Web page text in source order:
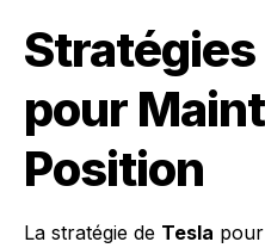
Stratégies
pour
Position
La stratégie de Tesla